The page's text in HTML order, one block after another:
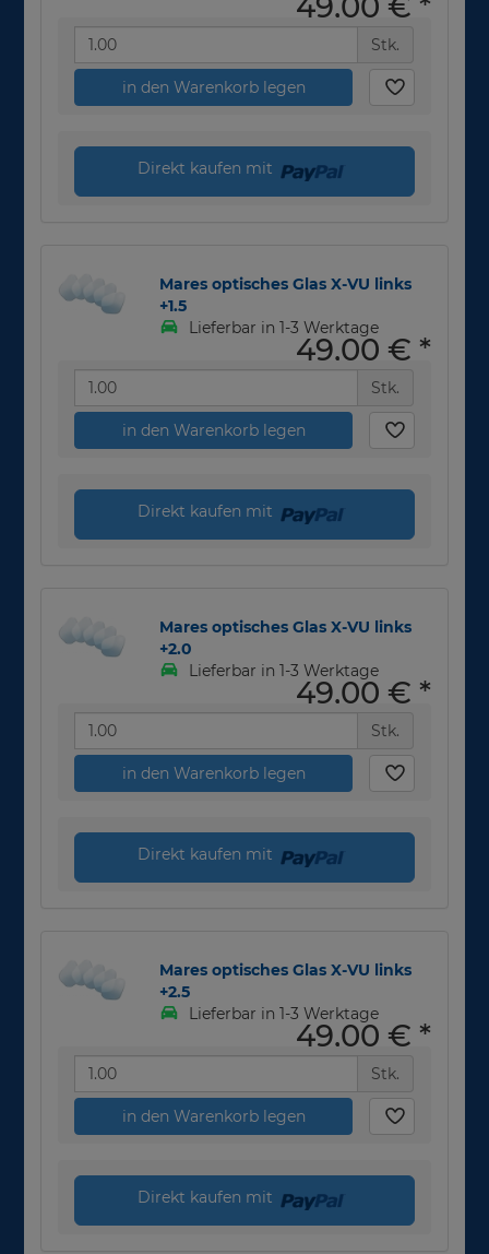
Stk.
in den Warenkorb legen
Direkt kaufen mit
Mares optisches Glas X-VU links
+1.5
Lieferbar in 1-3 Werktage
49,00 € *
Stk.
in den Warenkorb legen
Direkt kaufen mit
Mares optisches Glas X-VU links
+2.0
Lieferbar in 1-3 Werktage
49,00 € *
Stk.
in den Warenkorb legen
Direkt kaufen mit
Mares optisches Glas X-VU links
+2.5
Lieferbar in 1-3 Werktage
49,00 € *
Stk.
in den Warenkorb legen
Direkt kaufen mit